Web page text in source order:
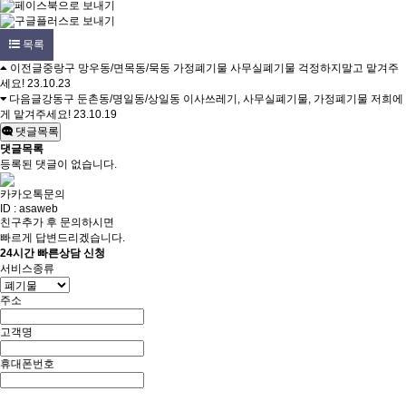
목록
이전글중랑구 망우동/면목동/묵동 가정폐기물 사무실폐기물 걱정하지말고 맡겨주
세요! 23.10.23
다음글강동구 둔촌동/명일동/상일동 이사쓰레기, 사무실폐기물, 가정폐기물 저희에
게 맡겨주세요! 23.10.19
댓글목록
댓글목록
등록된 댓글이 없습니다.
카카오톡문의
ID : asaweb
친구추가 후 문의하시면
빠르게 답변드리겠습니다.
24시간 빠른상담 신청
서비스종류
주소
고객명
휴대폰번호